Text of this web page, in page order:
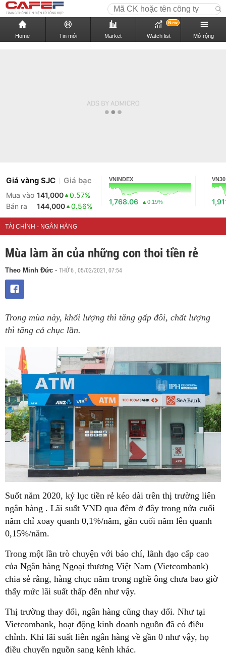
Home Tin mới Market Watch list
New
Mở rộng
Giá vàng SJC Giá bạc
Mua vào 141,000
0.57%
Bán ra
144,000 0.56%
VNINDEX
1,768.06 0.19%
VN30
TÀI CHÍNH - NGÂN HÀNG
Mùa làm ăn của những con thoi tiền rẻ
Theo Minh Đức - THỨ 6 , 05/02/2021, 07:54
Trong mùa này, khối lượng thì tăng gấp đôi, chất lượng
thì tăng cả chục lần.
Suốt năm 2020, kỷ lục tiền rẻ kéo dài trên thị trường liên
ngân hàng . Lãi suất VND qua đêm ở đây trong nửa cuối
năm chỉ xoay quanh 0,1%/năm, gần cuối năm lên quanh
0,15%/năm.
Trong một lần trò chuyện với báo chí, lãnh đạo cấp cao
của Ngân hàng Ngoại thương Việt Nam (Vietcombank)
chia sẻ rằng, hàng chục năm trong nghề ông chưa bao giờ
thấy mức lãi suất thấp đến như vậy.
Thị trường thay đổi, ngân hàng cũng thay đổi. Như tại
Vietcombank, hoạt động kinh doanh nguồn đã có điều
chỉnh. Khi lãi suất liên ngân hàng về gần 0 như vậy, họ
điều chuyển nguồn sang kênh khác.